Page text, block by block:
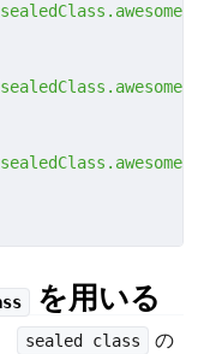
を用いる
sealed class
の